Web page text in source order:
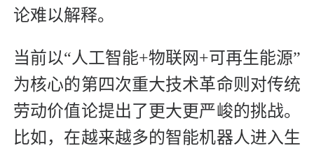
论难以解释。
当前以“人工智能+物联网+可再生能源”
为核心的第四次重大技术革命则对传统
劳动价值论提出了更大更严峻的挑战。
比如，在越来越多的智能机器人进入生